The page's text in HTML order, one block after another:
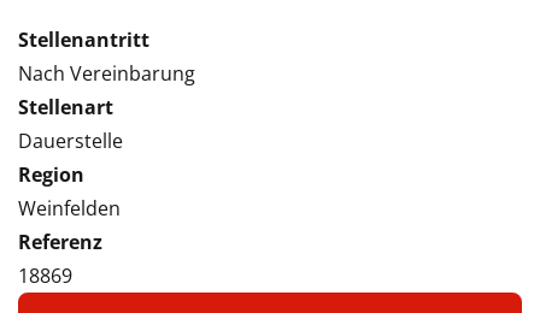
Stellenantritt
Nach Vereinbarung
Stellenart
Dauerstelle
Region
Weinfelden
Referenz
18869